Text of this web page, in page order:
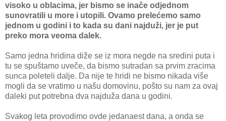
visoko u oblacima, jer bismo se inače odjednom
sunovratili u more i utopili. Ovamo prelećemo samo
jednom u godini i to kada su dani najduži, jer je put
preko mora veoma dalek.
Samo jedna hridina diže se iz mora negde na sredini puta i
tu se spuštamo uveče, da bismo sutradan sa prvim zracima
sunca poleteli dalje. Da nije te hridi ne bismo nikada više
mogli da se vratimo u našu domovinu, pošto su nam za ovaj
daleki put potrebna dva najduža dana u godini.
Svakog leta provodimo ovde jedanaest dana, a onda se